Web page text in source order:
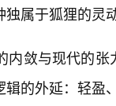
属于狐狸的灵动
敛与现代的
的外延：轻盈